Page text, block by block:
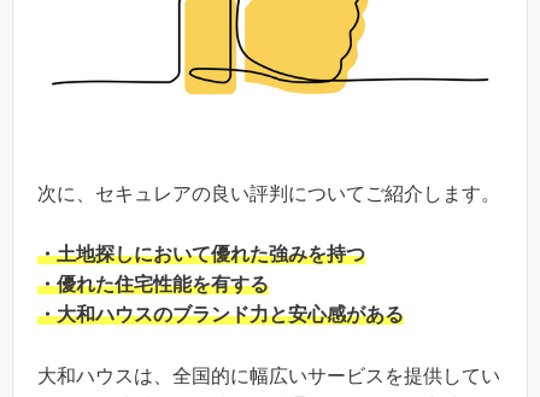
次に、セキュレアの良い評判についてご紹介します。
・土地探しにおいて優れた強みを持つ
・優れた住宅性能を有する
・大和ハウスのブランド力と安心感がある
大和ハウスは、全国的に幅広いサービスを提供してい